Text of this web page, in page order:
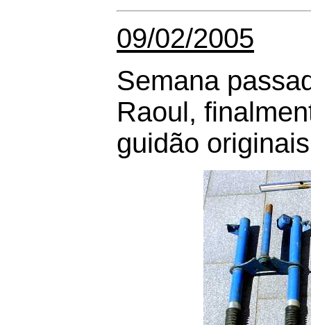
09/02/2005
Semana
Raoul,
guidão